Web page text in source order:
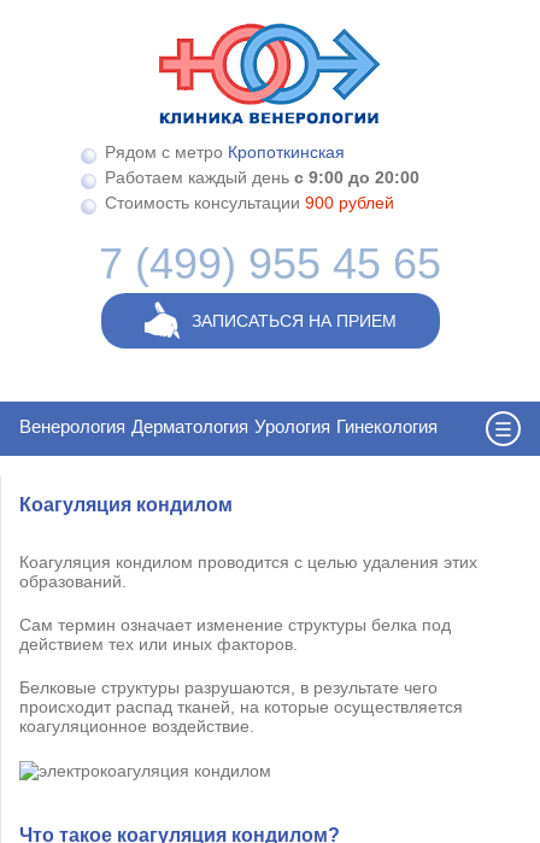
Рядом с метро Кропоткинская
Работаем каждый день с 9:00 до 20:00
Стоимость консультации 900 рублей
7 (499) 955 45 65
ЗАПИСАТЬСЯ НА ПРИЕМ
Венерология Дерматология Урология Гинекология
Коагуляция кондилом
Коагуляция кондилом проводится с целью удаления этих
образований.
Сам термин означает изменение структуры белка под
действием тех или иных факторов.
Белковые структуры разрушаются, в результате чего
происходит распад тканей, на которые осуществляется
коагуляционное воздействие.
Что такое коагуляция кондилом?